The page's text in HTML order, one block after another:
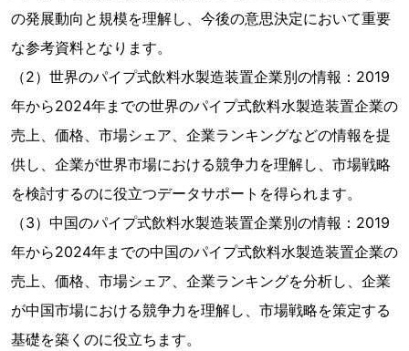
の発展動向と規模を理解し、今後の意思決定において重要
な参考資料となります。
（2）世界のパイプ式飲料水製造装置企業別の情報：2019
年から2024年までの世界のパイプ式飲料水製造装置企業の
売上、価格、市場シェア、企業ランキングなどの情報を提
供し、企業が世界市場における競争力を理解し、市場戦略
を検討するのに役立つデータサポートを得られます。
（3）中国のパイプ式飲料水製造装置企業別の情報：2019
年から2024年までの中国のパイプ式飲料水製造装置企業の
売上、価格、市場シェア、企業ランキングを分析し、企業
が中国市場における競争力を理解し、市場戦略を策定する
基礎を築くのに役立ちます。